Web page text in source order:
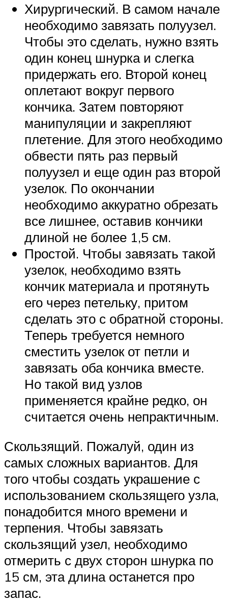
Хирургический. В самом начале
необходимо завязать полуузел.
Чтобы это сделать, нужно взять
один конец шнурка и слегка
придержать его. Второй конец
оплетают вокруг первого
кончика. Затем повторяют
манипуляции и закрепляют
плетение. Для этого необходимо
обвести пять раз первый
полуузел и еще один раз второй
узелок. По окончании
необходимо аккуратно обрезать
все лишнее, оставив кончики
длиной не более 1,5 см.
Простой. Чтобы завязать такой
узелок, необходимо взять
кончик материала и протянуть
его через петельку, притом
сделать это с обратной стороны.
Теперь требуется немного
сместить узелок от петли и
завязать оба кончика вместе.
Но такой вид узлов
применяется крайне редко, он
считается очень непрактичным.
Скользящий. Пожалуй, один из
самых сложных вариантов. Для
того чтобы создать украшение с
использованием скользящего узла,
понадобится много времени и
терпения. Чтобы завязать
скользящий узел, необходимо
отмерить с двух сторон шнурка по
15 см, эта длина останется про
запас.